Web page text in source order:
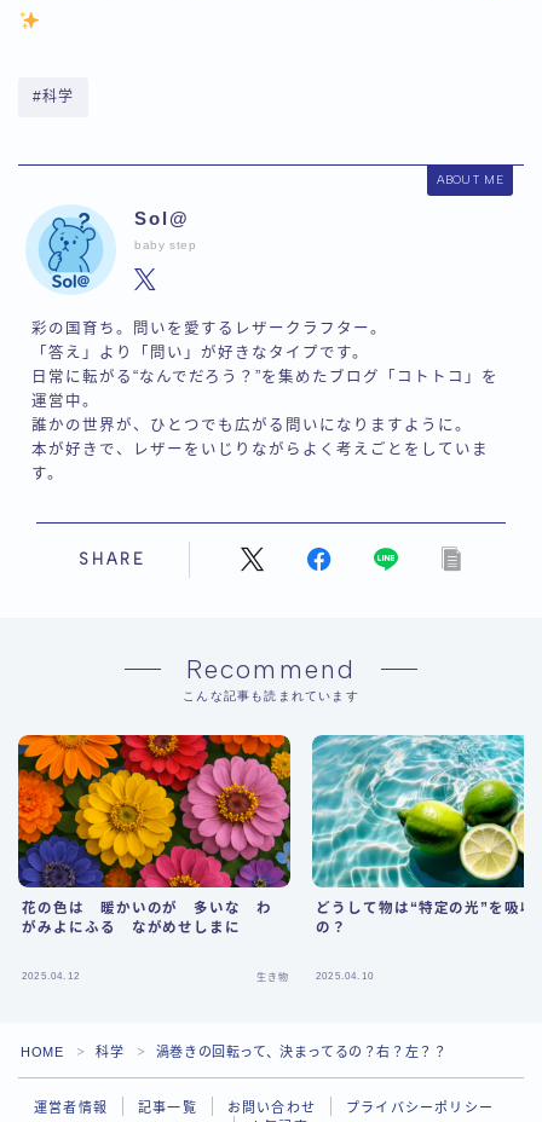
#科学
ABOUT ME
Sol@
baby step
彩の国育ち。問いを愛するレザークラフター。
「答え」より「問い」が好きなタイプです。
日常に転がる“なんでだろう？”を集めたブログ「コトトコ」を
運営中。
誰かの世界が、ひとつでも広がる問いになりますように。
本が好きで、レザーをいじりながらよく考えごとをしていま
す。
SHARE
Recommend
こんな記事も読まれています
花の色は 暖かいのが 多いな わ
がみよにふる ながめせしまに
2025.04.12 生き物
どうして物は“特定の光”を吸収
の？
2025.04.10
HOME ＞ 科学 ＞ 渦巻きの回転って、決まってるの？右？左？？
運営者情報 記事一覧 お問い合わせ
プライバシーポリシー